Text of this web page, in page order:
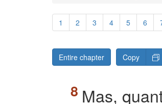
1 2 3 4 5 6
Entire chapter Copy
Mas,